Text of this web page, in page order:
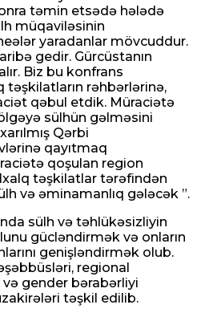
təmin etsədə hələdə
müqaviləsinin
yaradanlar mövcuddur.
gedir. Gürcüstanın
Biz bu konfrans
rəhbərlərinə,
t qəbul etdik. Müraciətə
sülhün gəlməsini
Qərbi
qayıtmaq
qoşulan region
təşkilatlar tərəfindən
və əminamanlıq gələcək ”.
sülh və təhlükəsizliyin
gücləndirmək və onların
genişləndirmək olub.
regional
gender bərabərliyi
təşkil edilib.